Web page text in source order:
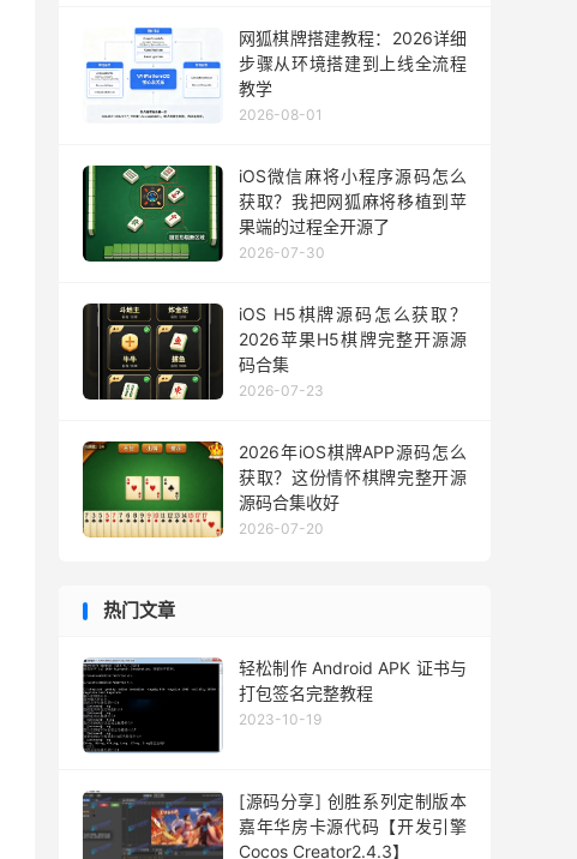
网狐棋牌搭建教程：2026详细
步骤从环境搭建到上线全流程
教学
2026-08-01
iOS微信麻将小程序源码怎么
获取？我把网狐麻将移植到苹
果端的过程全开源了
2026-07-30
iOS H5棋牌源码怎么获取？
2026苹果H5棋牌完整开源源
码合集
2026-07-23
2026年iOS棋牌APP源码怎么
获取？这份情怀棋牌完整开源
源码合集收好
2026-07-20
热门文章
轻松制作 Android APK 证书与
打包签名完整教程
2023-10-19
[源码分享] 创胜系列定制版本
嘉年华房卡源代码【开发引擎
Cocos Creator2.4.3】